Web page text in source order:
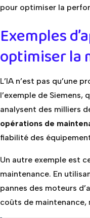
pour optimiser la
Exemples
optimiser la
L’IA n’est pas qu’une
l’exemple de Siemens,
analysent des milliers
opérations de
fiabilité des
Un autre exemple est
maintenance. En
pannes des moteurs
coûts de maintenance,